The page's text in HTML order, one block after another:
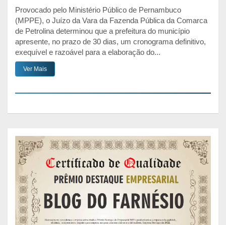
Provocado pelo Ministério Público de Pernambuco
(MPPE), o Juízo da Vara da Fazenda Pública da Comarca
de Petrolina determinou que a prefeitura do município
apresente, no prazo de 30 dias, um cronograma definitivo,
exequível e razoável para a elaboração do...
Ver Mais